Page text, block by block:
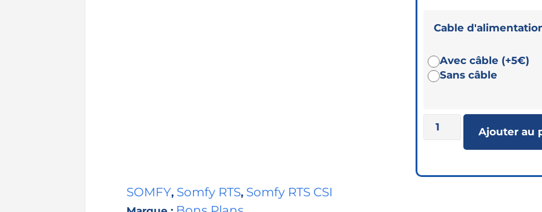
Cable
Avec câble (+5€)
Sans câble
Ajouter au
SOMFY, Somfy RTS, Somfy RTS CSI